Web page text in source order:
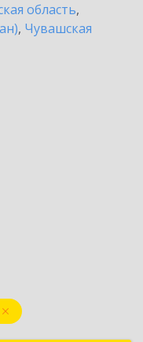
область,
, Чувашская